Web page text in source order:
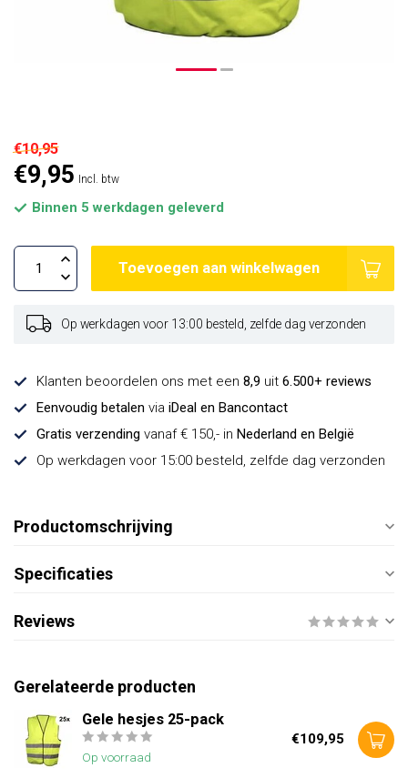
€10,95
€9,95 Incl. btw
Binnen 5 werkdagen geleverd
Toevoegen aan winkelwagen
Op werkdagen voor 13:00 besteld, zelfde dag verzonden
Klanten beoordelen ons met een 8,9 uit 6.500+ reviews
Eenvoudig betalen via iDeal en Bancontact
Gratis verzending vanaf € 150,- in Nederland en België
Op werkdagen voor 15:00 besteld, zelfde dag verzonden
Productomschrijving
Specificaties
Reviews
Gerelateerde producten
Gele hesjes 25-pack
Op voorraad
€109,95